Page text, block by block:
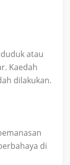
atau
Kaedah
dilakukan.
di